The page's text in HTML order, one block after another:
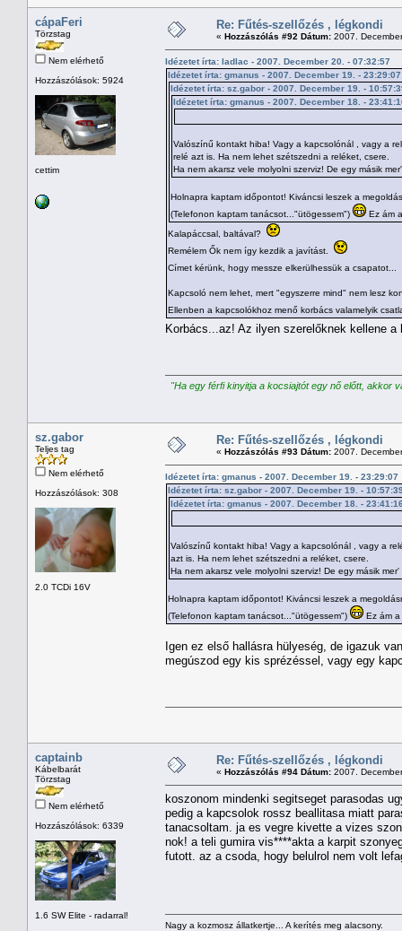
cápaFeri
Törzstag
Nem elérhető
Hozzászólások: 5924
cettim
Re: Fűtés-szellőzés , légkondi
« Hozzászólás #92 Dátum: 2007.
Idézetet írta: ladlac - 2007. December 20. - 07:32:57
Idézetet írta: gmanus - 2007. December 19. - 23:29:07
Idézetet írta: sz.gabor - 2007. December 19. -
Idézetet írta: gmanus - 2007. December 18. -
Valószínű kontakt hiba! Vagy a kapcsolónál , vagy a
relé azt is. Ha nem lehet szétszedni a reléket, csere.
Ha nem akarsz vele molyolni szerviz! De egy másik
Holnapra kaptam időpontot! Kiváncsi leszek a
(Telefonon kaptam tanácsot..."ütögessem")
Ez ám
Kalapáccsal, baltával?
Remélem Ők nem így kezdik a javítást.
Címet kérünk, hogy messze elkerülhessük a csapatot...
Kapcsoló nem lehet, mert "egyszerre mind" nem lesz
Ellenben a kapcsolókhoz menő korbács valamelyik
Korbács...az! Az ilyen szerelőknek kellene
"Ha egy férfi kinyitja a kocsiajtót egy nő előtt, akkor
sz.gabor
Teljes tag
Nem elérhető
Hozzászólások: 308
2.0 TCDi 16V
Re: Fűtés-szellőzés , légkondi
« Hozzászólás #93 Dátum: 2007.
Idézetet írta: gmanus - 2007. December 19. - 23:29:07
Idézetet írta: sz.gabor - 2007. December 19. -
Idézetet írta: gmanus - 2007. December 18. -
Valószínű kontakt hiba! Vagy a kapcsolónál , vagy a
azt is. Ha nem lehet szétszedni a reléket, csere.
Ha nem akarsz vele molyolni szerviz! De egy másik
Holnapra kaptam időpontot! Kiváncsi leszek a
(Telefonon kaptam tanácsot..."ütögessem")
Ez ám a
Igen ez első hallásra hülyeség, de igazuk
megúszod egy kis sprézéssel, vagy egy
captainb
Kábelbarát
Törzstag
Nem elérhető
Hozzászólások: 6339
1.6 SW Elite - radarral!
Re: Fűtés-szellőzés , légkondi
« Hozzászólás #94 Dátum: 2007.
koszonom mindenki segitseget parasodas
pedig a kapcsolok rossz beallitasa miatt
tanacsoltam. ja es vegre kivette a vizes
nok! a teli gumira vis****akta a karpit
futott. az a csoda, hogy belulrol nem volt
Nagy a kozmosz állatkertje... A kerítés meg alacsony.